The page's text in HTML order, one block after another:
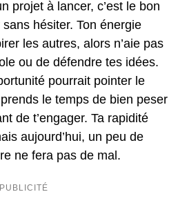
projet à lancer, c’est le bon
hésiter. Ton énergie
les autres, alors n’aie pas
ou de défendre tes idées.
pourrait pointer le
le temps de bien peser
de t’engager. Ta rapidité
aujourd’hui, un peu de
ne fera pas de mal.